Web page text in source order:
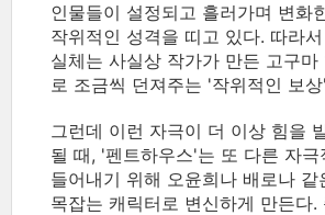
인물들이 설정되고 흘러가며 변화
작위적인 성격을 띠고 있다. 따라
실체는 사실상 작가가 만든 고구마
로 조금씩 던져주는 '작위적인 보
그런데 이런 자극이 더 이상 힘을
될 때, '펜트하우스'는 또 다른 자
들어내기 위해 오윤희나 배로나 같
목잡는 캐릭터로 변신하게 만든다.